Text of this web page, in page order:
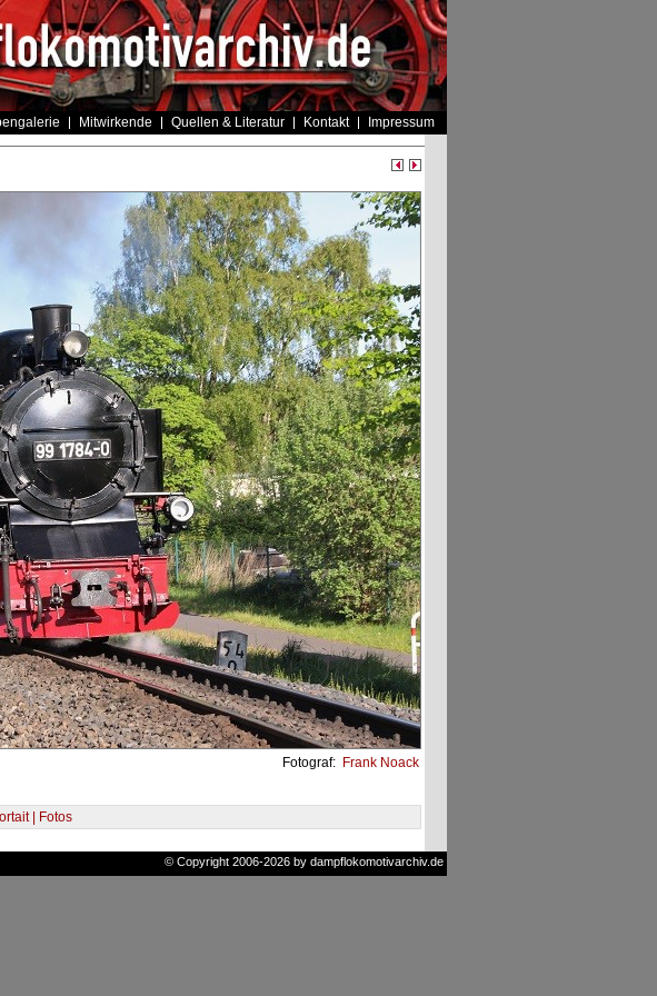
Mitwirkende Quellen & Literatur Kontakt Impressum
Fotograf: Frank Noack
| Fotos
© Copyright 2006-2026 by dampflokomotivarchiv.de